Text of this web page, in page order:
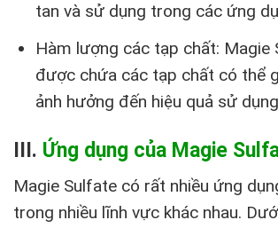
tan và sử dụng trong các ứng
Hàm lượng các tạp chất: Magie
được chứa các tạp chất có thể
ảnh hưởng đến hiệu quả sử
III. Ứng dụng của Magie
Magie Sulfate có rất nhiều ứng
trong nhiều lĩnh vực khác nhau.